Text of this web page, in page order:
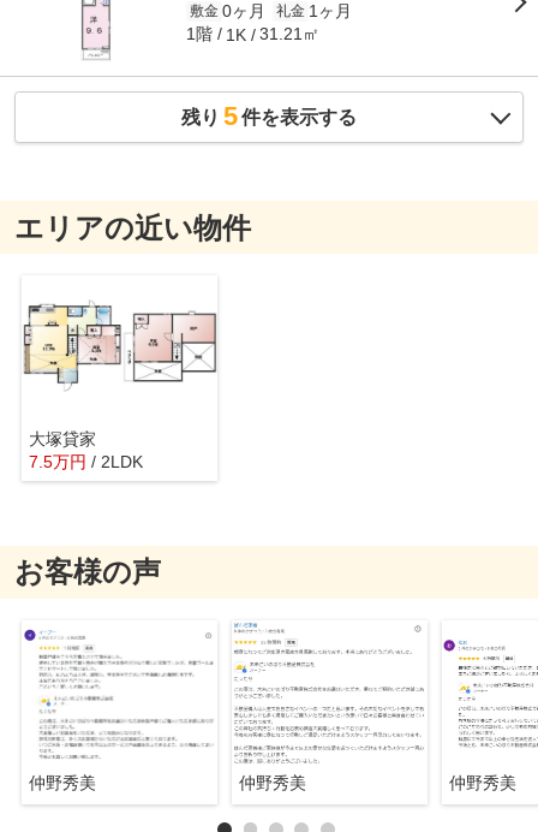
敷金 0ヶ月 礼金 1ヶ月
1階 1K 31.21㎡
残り 5件を表示する
エリアの近い物件
大塚貸家
7.5万円 / 2LDK
お客様の声
仲野秀美 仲野秀美 仲野秀美